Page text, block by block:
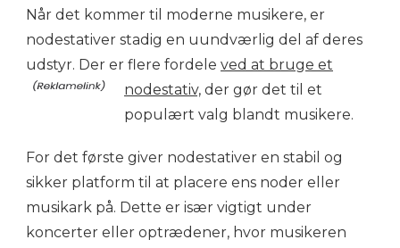
Når det kommer til moderne musikere, er
nodestativer stadig en uundværlig del af deres
udstyr. Der er flere fordele ved at bruge et
nodestativ, der gør det til et
populært valg blandt musikere.
For det første giver nodestativer en stabil og
sikker platform til at placere ens noder eller
musikark på. Dette er især vigtigt under
koncerter eller optrædener, hvor musikeren